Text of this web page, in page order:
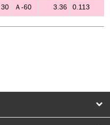
30 Ａ-60 3.36 0.113